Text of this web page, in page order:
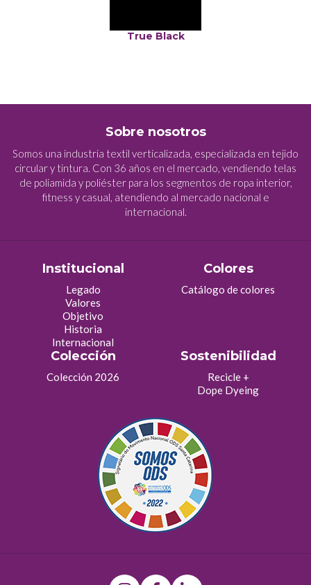
True Black
Sobre nosotros
Somos una industria textil verticalizada, especializada en tejido
circular y tintura. Con 36 años en el mercado, vendiendo telas
de poliamida y poliéster para los segmentos de ropa interior,
fitness y casual, atendiendo al mercado nacional e
internacional.
Institucional
Legado
Valores
Objetivo
Historia
Internacional
Colección
Colección 2026
Colores
Catálogo de colores
Sostenibilidad
Recicle +
Dope Dyeing